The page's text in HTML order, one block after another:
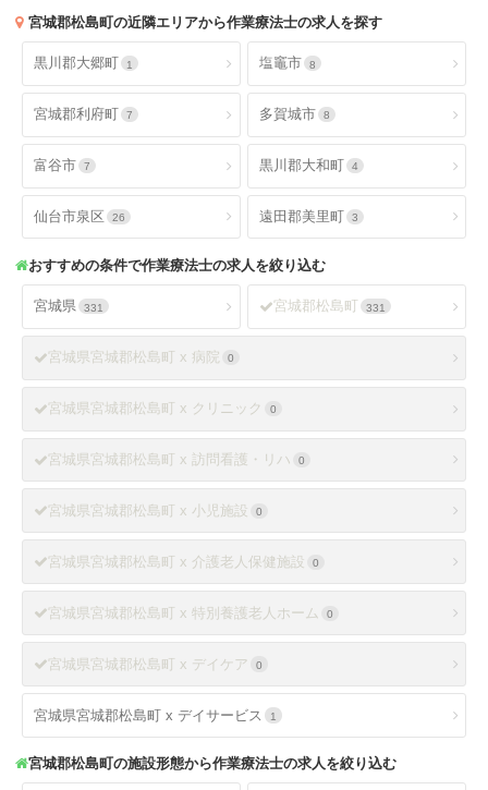
宮城郡松島町の近隣エリアから作業療法士の求人を探す
黒川郡大郷町 1 塩竈市 8
宮城郡利府町 7 多賀城市 8
富谷市 7 黒川郡大和町 4
仙台市泉区 26 遠田郡美里町 3
おすすめの条件で作業療法士の求人を絞り込む
宮城県 331 宮城郡松島町 331
宮城県宮城郡松島町 x 病院 0
宮城県宮城郡松島町 x クリニック 0
宮城県宮城郡松島町 x 訪問看護・リハ 0
宮城県宮城郡松島町 x 小児施設 0
宮城県宮城郡松島町 x 介護老人保健施設 0
宮城県宮城郡松島町 x 特別養護老人ホーム 0
宮城県宮城郡松島町 x デイケア 0
宮城県宮城郡松島町 x デイサービス 1
宮城郡松島町の施設形態から作業療法士の求人を絞り込む